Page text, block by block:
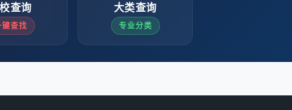
查询
键查找
大类查询
专业分类